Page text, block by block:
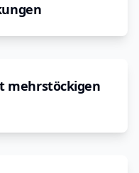
mehrstöckigen